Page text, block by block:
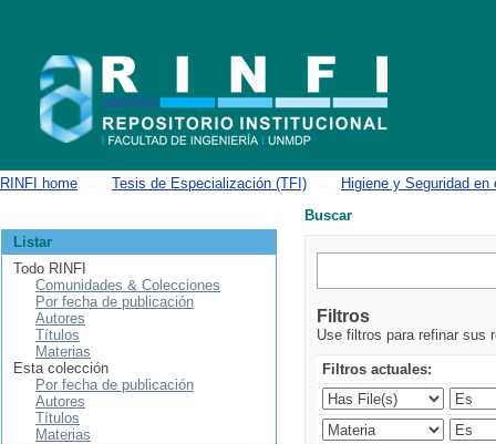
RINFI home Tesis de Especialización (TFI)
Higiene y Seguridad en
Buscar
Filtros
Use filtros para refinar sus
Filtros actuales:
Listar
Todo RINFI
Comunidades & Colecciones
Por fecha de publicación
Autores
Títulos
Materias
Esta colección
Por fecha de publicación
Autores
Títulos
Materias